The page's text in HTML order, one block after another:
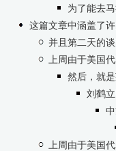
为了能去
这篇文章中涵盖了
并且第二天的
上周由于美国
然后，就
刘鹤
上周由于美国